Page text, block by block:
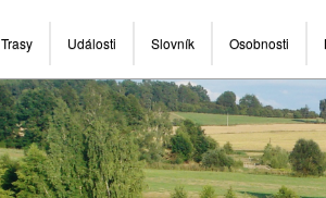
Trasy Události Slovník Osobnosti